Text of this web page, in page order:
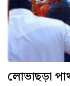
লোভাছড়া